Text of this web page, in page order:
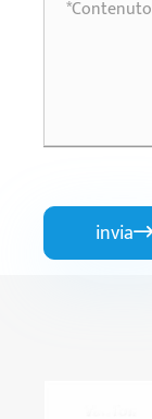
invia